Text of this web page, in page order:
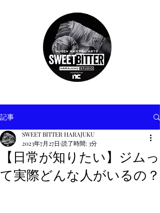
記事
【日常が知りたい】ジムっ
て実際どんな人がいるの？
SWEET BITTER HARAJUKU
2023年7月27日 読了時間: 3分